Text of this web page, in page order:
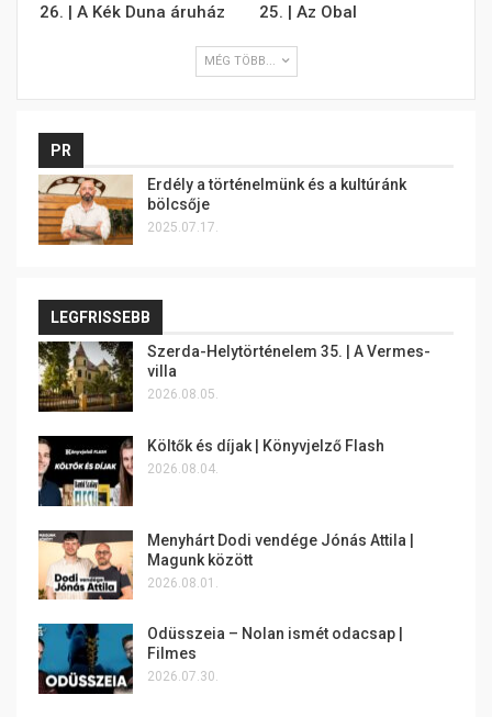
26. | A Kék Duna áruház
25. | Az Obal
MÉG TÖBB...
PR
Erdély a történelmünk és a kultúránk
bölcsője
2025.07.17.
LEGFRISSEBB
Szerda-Helytörténelem 35. | A Vermes-
villa
2026.08.05.
Költők és díjak | Könyvjelző Flash
2026.08.04.
Menyhárt Dodi vendége Jónás Attila |
Magunk között
2026.08.01.
Odüsszeia – Nolan ismét odacsap |
Filmes
2026.07.30.